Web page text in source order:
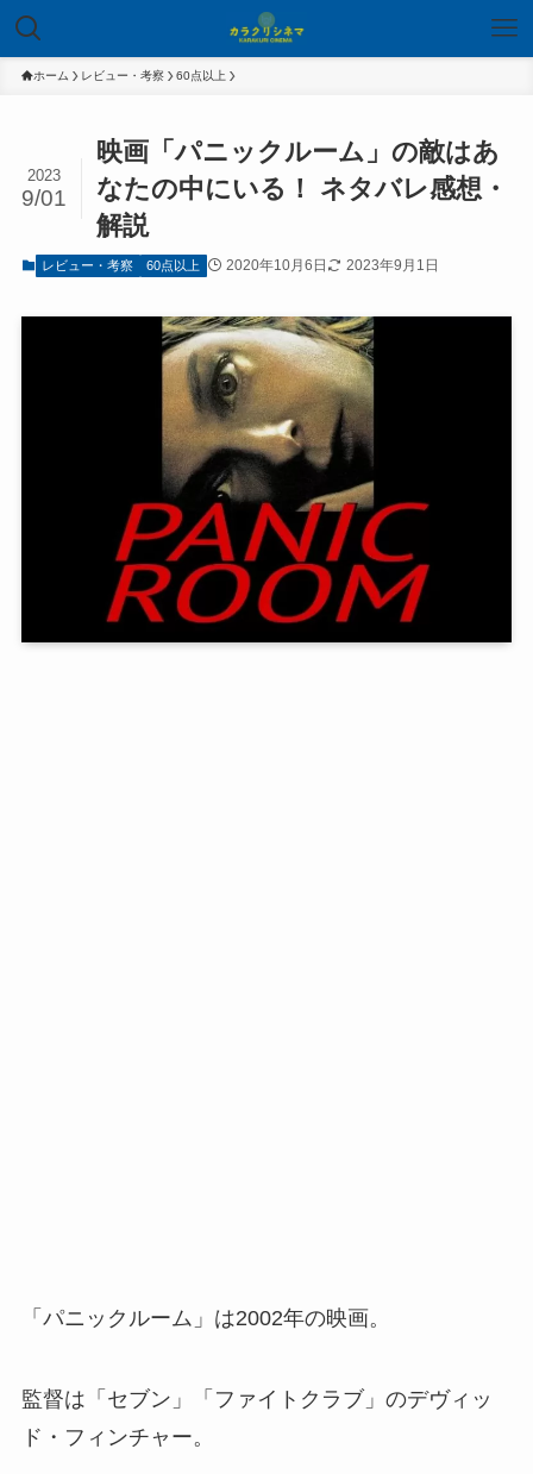
ホーム レビュー・考察 60点以上
映画「パニックルーム」の敵はあ
なたの中にいる！ ネタバレ感想・
解説
2023
9/01
レビュー・考察 60点以上 2020年10月6日 2023年9月1日
「パニックルーム」は2002年の映画。
監督は「セブン」「ファイトクラブ」のデヴィッ
ド・フィンチャー。